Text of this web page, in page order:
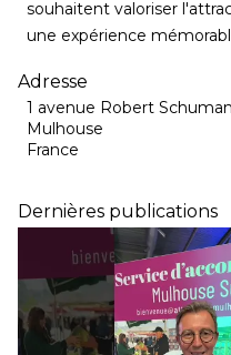
souhaitent valoriser
une expérience
Adresse
1 avenue Robert Schuman
Mulhouse
France
Dernières publications